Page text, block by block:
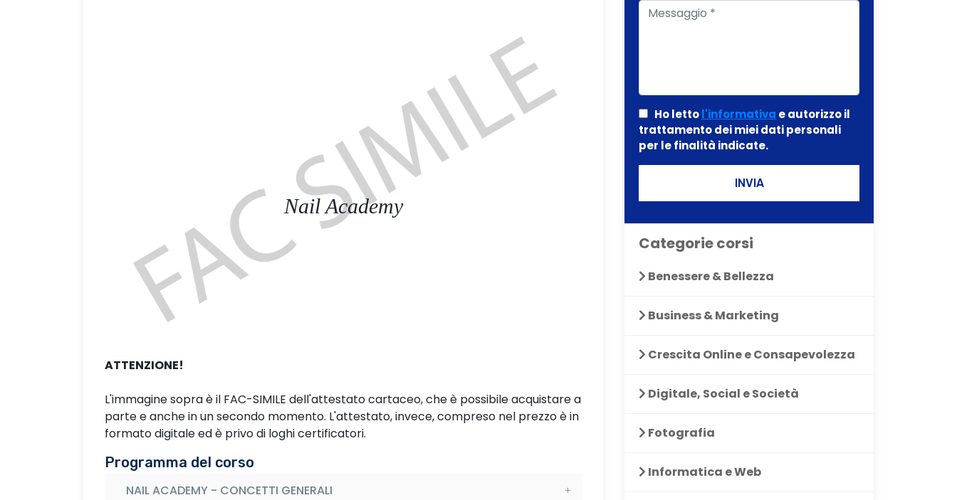
Nail Academy
ATTENZIONE!
L'immagine sopra è il FAC-SIMILE dell'attestato cartaceo, che è possibile acquistare a
parte e anche in un secondo momento. L'attestato, invece, compreso nel prezzo è in
formato digitale ed è privo di loghi certificatori.
Programma del corso
NAIL ACADEMY - CONCETTI GENERALI
Ho lettol'informativa e autorizzo il
trattamento dei miei dati personali
per le finalità indicate.
INVIA
Categorie corsi
Benessere & Bellezza
Business & Marketing
Crescita Online e Consapevolezza
Digitale, Social e Società
Fotografia
Informatica e Web